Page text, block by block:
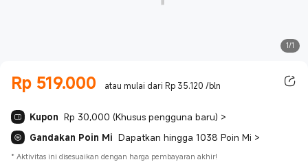
1/1
Rp 519.000
Current Price Rp 519000.00atau mulai dari Rp 35.120 /bln
Kupon Rp 30,000 (Khusus pengguna baru) >
Gandakan Poin Mi Dapatkan hingga 1038 Poin Mi >
* Aktivitas ini disesuaikan dengan harga pembayaran akhir!